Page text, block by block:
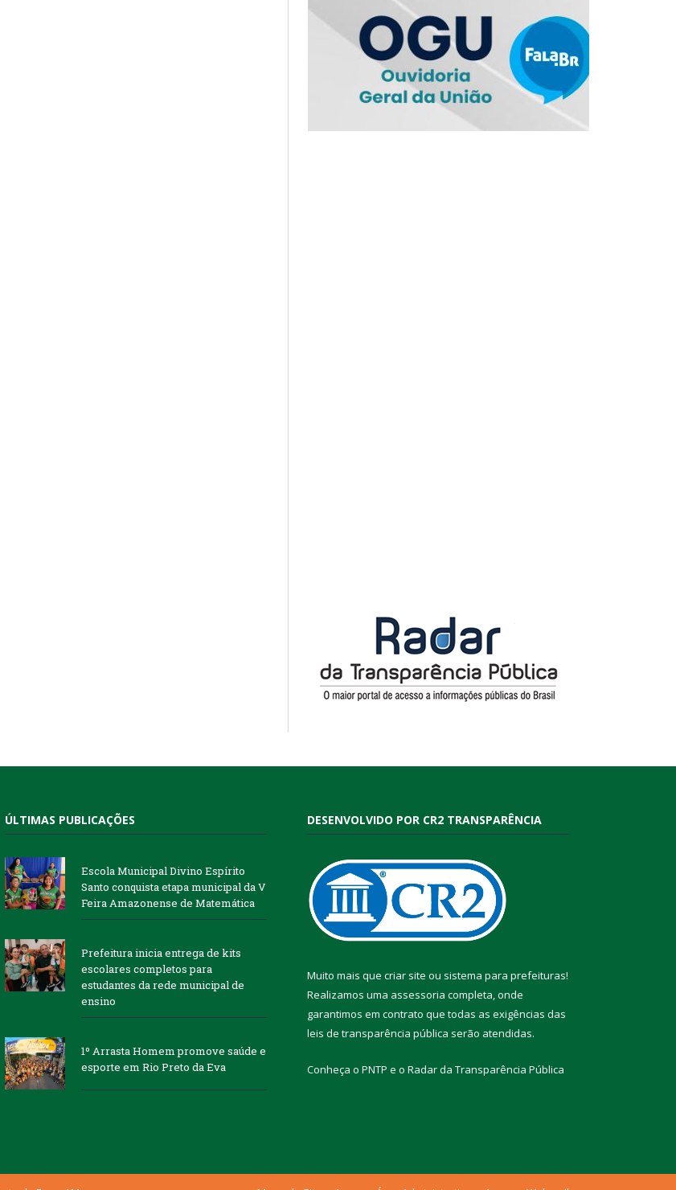
ÚLTIMAS PUBLICAÇÕES
Escola Municipal Divino Espírito
Santo conquista etapa municipal da V
Feira Amazonense de Matemática
Prefeitura inicia entrega de kits
escolares completos para
estudantes da rede municipal de
ensino
1º Arrasta Homem promove saúde e
esporte em Rio Preto da Eva
DESENVOLVIDO POR CR2 TRANSPARÊNCIA
Muito mais que criar site ou sistema para prefeituras!
Realizamos uma assessoria completa, onde
garantimos em contrato que todas as exigências das
leis de transparência pública serão atendidas.
Conheça o PNTP e o Radar da Transparência Pública